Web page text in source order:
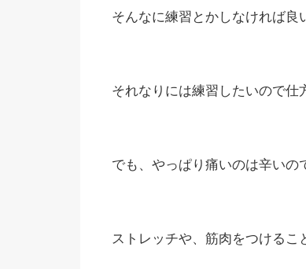
そんなに練習とかしなければ良
それなりには練習したいので仕
でも、やっぱり痛いのは辛いの
ストレッチや、筋肉をつける